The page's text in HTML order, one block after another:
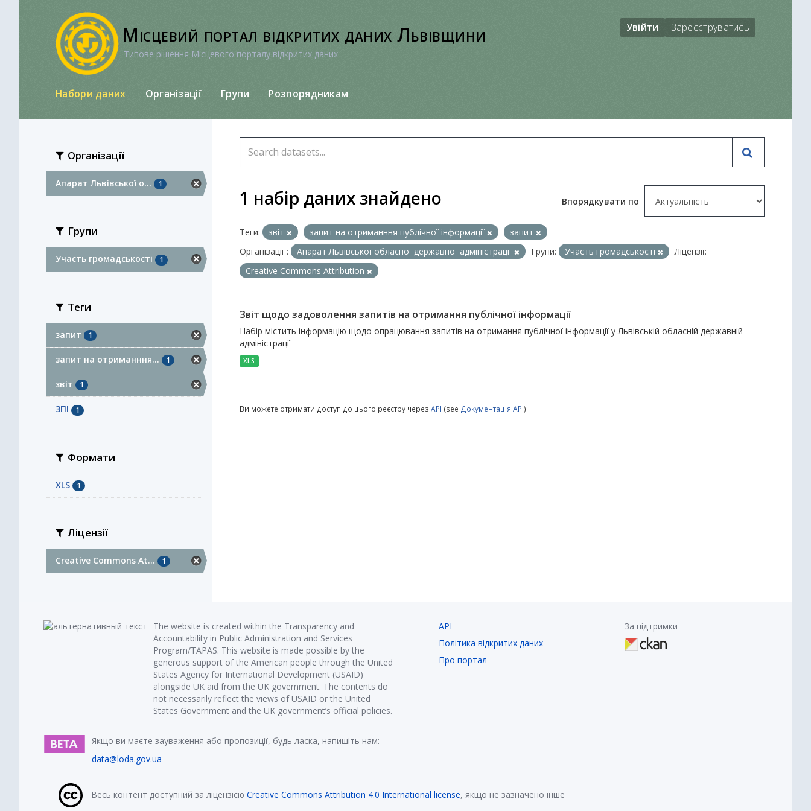
Місцевий портал відкритих даних Львівщини
Типове рішення Місцевого порталу відкритих даних
Увійти Зареєструватись
Набори даних Організації Групи Розпорядникам
Організації
Апарат Львівської о... 1
Групи
Участь громадськості 1
Теги
запит 1
запит на отриманння... 1
звіт 1
ЗПІ 1
Формати
XLS 1
Ліцензії
Creative Commons At... 1
Впорядкувати по
1 набір даних знайдено
Теги: звіт запит на отриманння публічної інформації
запит
Організації :
Апарат Львівської обласної державної адміністрації Групи: Участь громадськості
Ліцензії:
Creative Commons Attribution
Звіт щодо задоволення запитів на отримання публічної інформації
Набір містить інформацію щодо опрацювання запитів на отримання публічної інформації у Львівській обласній державній
адміністрації
XLS
Ви можете отримати доступ до цього реєстру через API (see Документація API).
The website is created within the Transparency and
Accountability in Public Administration and Services
Program/TAPAS. This website is made possible by the
generous support of the American people through the United
States Agency for International Development (USAID)
alongside UK aid from the UK government. The contents do
not necessarily reflect the views of USAID or the United
States Government and the UK government’s official policies.
Якщо ви маєте зауваження або пропозиції, будь ласка, напишіть нам:
data@loda.gov.ua
API
Політика відкритих даних
Про портал
За підтримки
Весь контент доступний за ліцензією Creative Commons Attribution 4.0 International license, якщо не зазначено інше